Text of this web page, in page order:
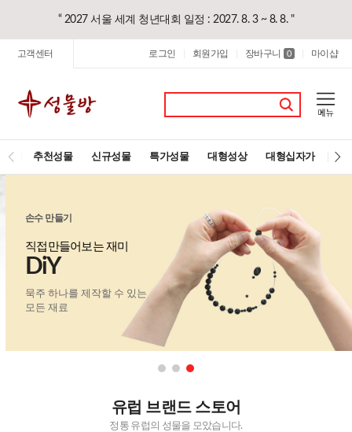
“ 2027 서울 세계 청년대회 일정 : 2027. 8. 3 ~ 8. 8. "
고객센터 로그인 회원가입 장바구니 0 마이샵
추천성물 신규성물 특가성물 대형성상 대형십자가 레
손수 만들기
직접만들어보는 재미
DiY
묵주 하나를 제작할 수 있는
모든 재료
유럽 브랜드 스토어
정통 유럽의 성물을 모았습니다.